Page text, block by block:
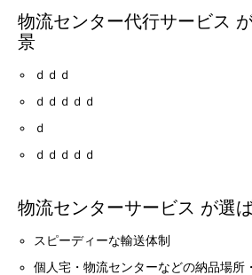
物流センター代行サービス
景
ｄｄｄ
ｄｄｄｄｄ
ｄ
ｄｄｄｄｄ
物流センターサービス が選
スピーディーな輸送体制
個人宅・物流センターなどの納品場所